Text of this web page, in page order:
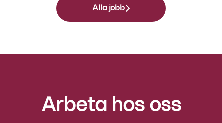
Alla jobb
Arbeta hos oss